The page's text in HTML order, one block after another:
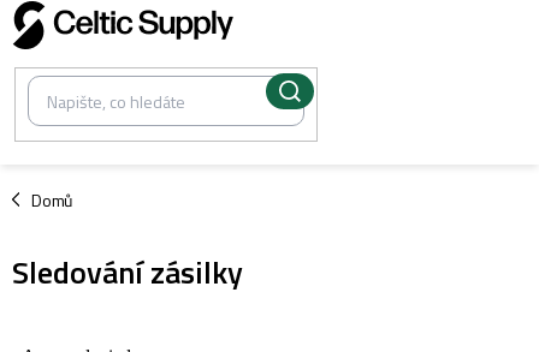
Přejít
na
obsah
Domů
/
Sledování zásilky